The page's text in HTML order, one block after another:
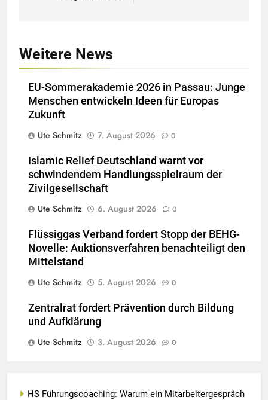
Weitere News
EU-Sommerakademie 2026 in Passau: Junge
Menschen entwickeln Ideen für Europas
Zukunft
Ute Schmitz
7. August 2026 0
Islamic Relief Deutschland warnt vor
schwindendem Handlungsspielraum der
Zivilgesellschaft
Ute Schmitz
6. August 2026 0
Flüssiggas Verband fordert Stopp der BEHG-
Novelle: Auktionsverfahren benachteiligt den
Mittelstand
Ute Schmitz
5. August 2026 0
Zentralrat fordert Prävention durch Bildung
und Aufklärung
Ute Schmitz
3. August 2026 0
HS Führungscoaching: Warum ein Mitarbeitergespräch